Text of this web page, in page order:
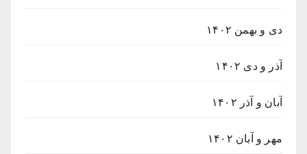
دی و بهمن ۱۴۰۲
آذر و دی ۱۴۰۲
آبان و آذر ۱۴۰۲
مهر و آبان ۱۴۰۲